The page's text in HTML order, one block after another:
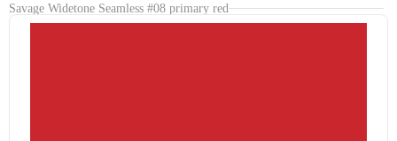
Savage Widetone Seamless #08 primary red